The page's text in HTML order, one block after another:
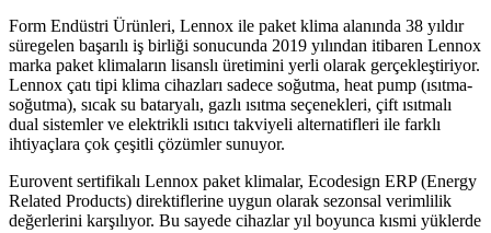
Form Endüstri Ürünleri, Lennox ile paket klima alanında 38 yıldır
süregelen başarılı iş birliği sonucunda 2019 yılından itibaren Lennox
marka paket klimaların lisanslı üretimini yerli olarak gerçekleştiriyor.
Lennox çatı tipi klima cihazları sadece soğutma, heat pump (ısıtma-
soğutma), sıcak su bataryalı, gazlı ısıtma seçenekleri, çift ısıtmalı
dual sistemler ve elektrikli ısıtıcı takviyeli alternatifleri ile farklı
ihtiyaçlara çok çeşitli çözümler sunuyor.
Eurovent sertifikalı Lennox paket klimalar, Ecodesign ERP (Energy
Related Products) direktiflerine uygun olarak sezonsal verimlilik
değerlerini karşılıyor. Bu sayede cihazlar yıl boyunca kısmi yüklerde